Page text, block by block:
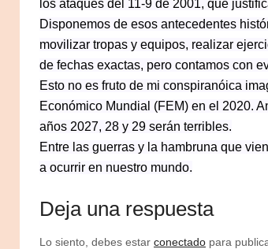
los ataques del 11-9 de 2001, que
Disponemos de esos antecedentes
movilizar tropas y equipos, realizar
de fechas exactas, pero contamos con
Esto no es fruto de mi conspiranóica
Económico Mundial (FEM) en el 2020.
años 2027, 28 y 29 serán terribles.
Entre las guerras y la hambruna que
a ocurrir en nuestro mundo.
Deja una respuesta
Lo siento, debes estar conectado para